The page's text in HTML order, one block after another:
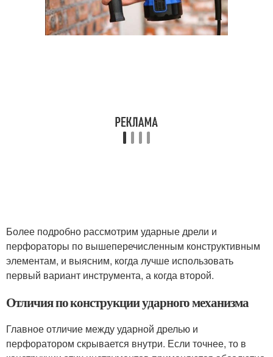
Более подробно рассмотрим ударные дрели и
перфораторы по вышеперечисленным конструктивным
элементам, и выясним, когда лучше использовать
первый вариант инструмента, а когда второй.
Отличия по конструкции ударного механизма
Главное отличие между ударной дрелью и
перфоратором скрывается внутри. Если точнее, то в